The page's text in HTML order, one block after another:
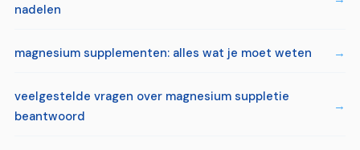
nadelen
magnesium supplementen: alles wat je moet weten
veelgestelde vragen over magnesium suppletie
beantwoord